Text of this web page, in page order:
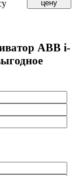
цену
ABB i-